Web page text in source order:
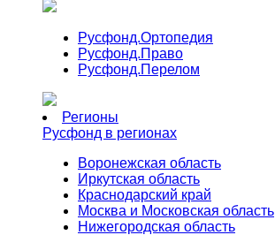
Русфонд.Ортопедия
Русфонд.Право
Русфонд.Перелом
Регионы
Русфонд в регионах
Воронежская область
Иркутская область
Краснодарский край
Москва и Московская область
Нижегородская область